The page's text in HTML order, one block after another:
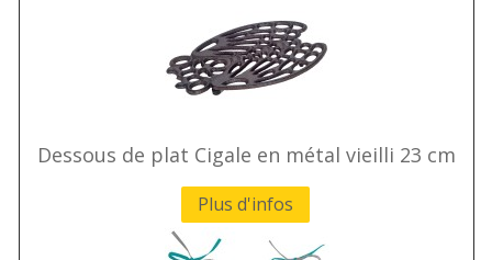
Dessous de plat Cigale en métal vieilli 23 cm
Plus d'infos